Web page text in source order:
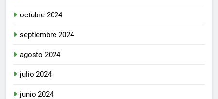
octubre 2024
septiembre 2024
agosto 2024
julio 2024
junio 2024